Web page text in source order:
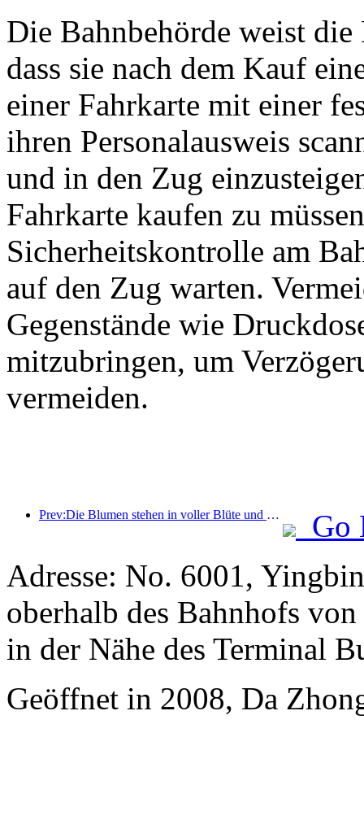
Die Bahnbehörde weist
dass sie nach dem Kauf
einer Fahrkarte mit einer
ihren Personalausweis
und in den Zug
Fahrkarte kaufen zu
Sicherheitskontrolle am
auf den Zug warten.
Gegenstände wie
mitzubringen, um
vermeiden.
Prev:Die Blumen stehen in voller Blüte und gemeinsam wird Poesie gewürdigt: Das Ten-Li-Blumengöttinnen-Festival beginnt großartig!
Go
Adresse: No. 6001,
oberhalb des Bahnhofs
in der Nähe des Terminal
Geöffnet in 2008, Da